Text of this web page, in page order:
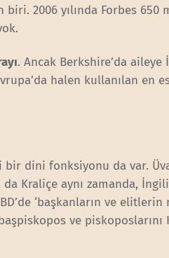
2006 yılında Forbes
. Ancak Berkshire’da
halen kullanılan en
bir dini fonksiyonu da var.
da Kraliçe aynı zamanda,
‘başkanların ve
ve piskoposlarını